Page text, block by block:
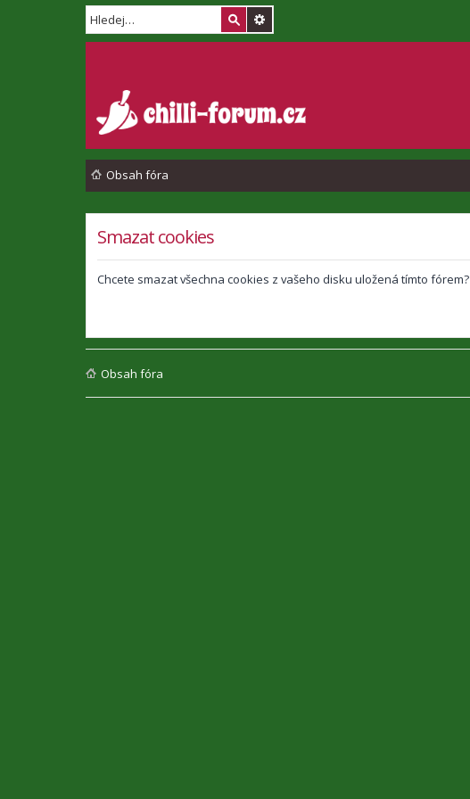
Obsah fóra
Smazat cookies
Chcete smazat všechna cookies z vašeho disku uložená tímto fórem?
Obsah fóra